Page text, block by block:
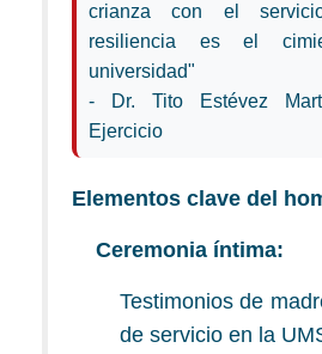
crianza con el
resiliencia es el
universidad"
- Dr. Tito Estévez
Ejercicio
Elementos clave del
Ceremonia íntima:
Testimonios de
de servicio en la